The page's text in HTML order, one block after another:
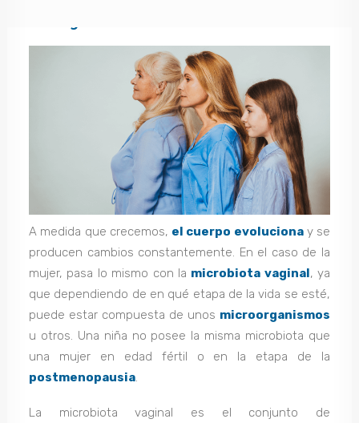
A medida que crecemos, el cuerpo evolucionay se
producen cambios constantemente. En el caso de la
mujer, pasa lo mismo con la microbiota vaginal , ya
que dependiendo de en qué etapa de la vida se esté,
puede estar compuesta de unos microorganismos
u otros. Una niña no posee la misma microbiota que
una mujer en edad fértil o en la etapa de la
postmenopausia.
La microbiota vaginal es el conjunto de